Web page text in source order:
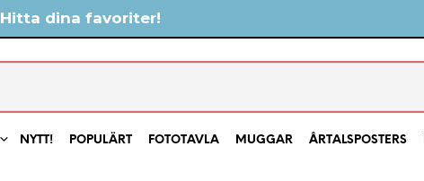
Hitta dina favoriter!
NYTT! POPULÄRT FOTOTAVLA MUGGAR ÅRTALSPOSTERS